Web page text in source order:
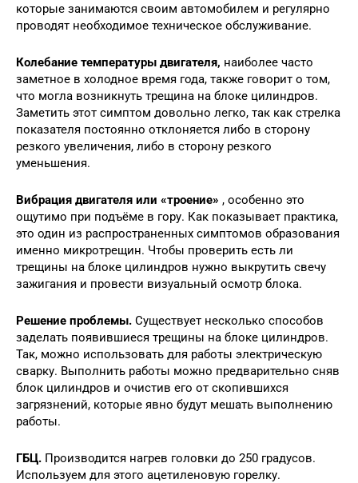
которые занимаются своим автомобилем и регулярно
проводят необходимое техническое обслуживание.
Колебание температуры двигателя, наиболее часто
заметное в холодное время года, также говорит о том,
что могла возникнуть трещина на блоке цилиндров.
Заметить этот симптом довольно легко, так как стрелка
показателя постоянно отклоняется либо в сторону
резкого увеличения, либо в сторону резкого
уменьшения.
Вибрация двигателя или «троение» , особенно это
ощутимо при подъёме в гору. Как показывает практика,
это один из распространенных симптомов образования
именно микротрещин. Чтобы проверить есть ли
трещины на блоке цилиндров нужно выкрутить свечу
зажигания и провести визуальный осмотр блока.
Решение проблемы. Существует несколько способов
заделать появившиеся трещины на блоке цилиндров.
Так, можно использовать для работы электрическую
сварку. Выполнить работы можно предварительно сняв
блок цилиндров и очистив его от скопившихся
загрязнений, которые явно будут мешать выполнению
работы.
ГБЦ. Производится нагрев головки до 250 градусов.
Используем для этого ацетиленовую горелку.